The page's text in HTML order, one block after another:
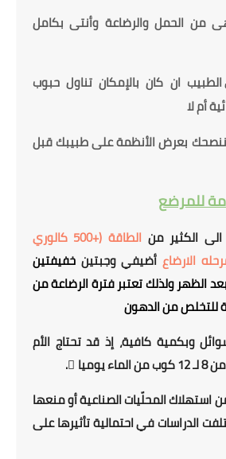
من الحمل والرضاعة وأنتى بكامل
ان كان بالإمكان تناول حبوب
أم لا
بعرض الأنظمة على طبيبك قبل
للمرضع
الكثير من
الطاقة (+500 كالوري
الارضاع أضيفي وجبتينخفيفتين
الظهرولذلك تعتبر فترة الرضاعة من
للتخلص من الدهون
وبكمية كافية، إذ قد تحتاج الأم
من8 لـ 12 كوب
من الماء يوميا ً.
استهلاك المحلّيات الصناعيةأو منعها
الدراسات في احتمالية تأثيرها على